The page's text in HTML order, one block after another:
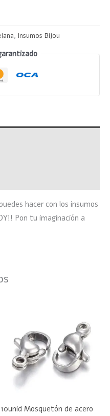
, Insumos Bijou
hacer con los insumos
Pon tu imaginación a
10unid Mosquetón de acero